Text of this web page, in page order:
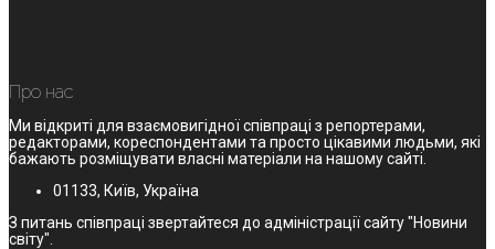
Про нас
Ми відкриті для взаємовигідної співпраці з репортерами,
редакторами, кореспондентами та просто цікавими людьми, які
бажають розміщувати власні матеріали на нашому сайті.
01133, Київ, Україна
З питань співпраці звертайтеся до адміністрації сайту "Новини
світу".